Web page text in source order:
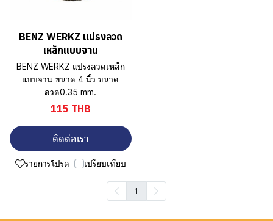
BENZ WERKZ แปรงลวด
เหล็กแบบจาน
BENZ WERKZ แปรงลวดเหล็ก
แบบจาน ขนาด 4 นิ้ว ขนาด
ลวด0.35 mm.
115 THB
ติดต่อเรา
รายการโปรด เปรียบเทียบ
1